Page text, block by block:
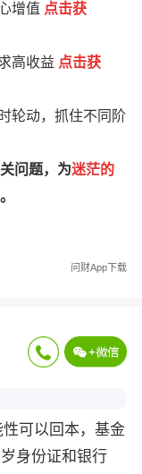
增值 点击获
高收益 点击获
轮动，抓住不同阶
问题，为迷茫的
问财App下载
可以回本，基金
身份证和银行